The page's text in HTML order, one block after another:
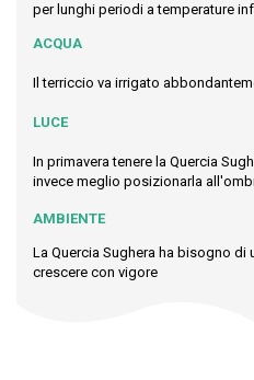
per lunghi periodi a temperature
ACQUA
Il terriccio va irrigato
LUCE
In primavera tenere la Quercia
invece meglio posizionarla
AMBIENTE
La Quercia Sughera ha bisogno di
crescere con vigore